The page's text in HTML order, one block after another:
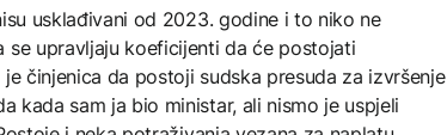
usklađivani od 2023. godine i to niko ne
se upravljaju koeficijenti da će postojati
činjenica da postoji sudska presuda za izvršenje
kada sam ja bio ministar, ali nismo je uspjeli